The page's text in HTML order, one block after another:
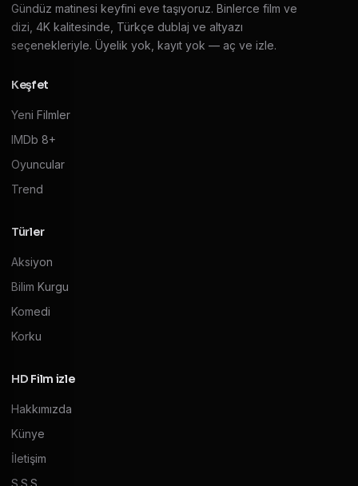
Gündüz matinesi keyfini eve taşıyoruz. Binlerce film ve
dizi, 4K kalitesinde, Türkçe dublaj ve altyazı
seçenekleriyle. Üyelik yok, kayıt yok — aç ve izle.
Keşfet
Yeni Filmler
IMDb 8+
Oyuncular
Trend
Türler
Aksiyon
Bilim Kurgu
Komedi
Korku
HD Film izle
Hakkımızda
Künye
İletişim
S.S.S.